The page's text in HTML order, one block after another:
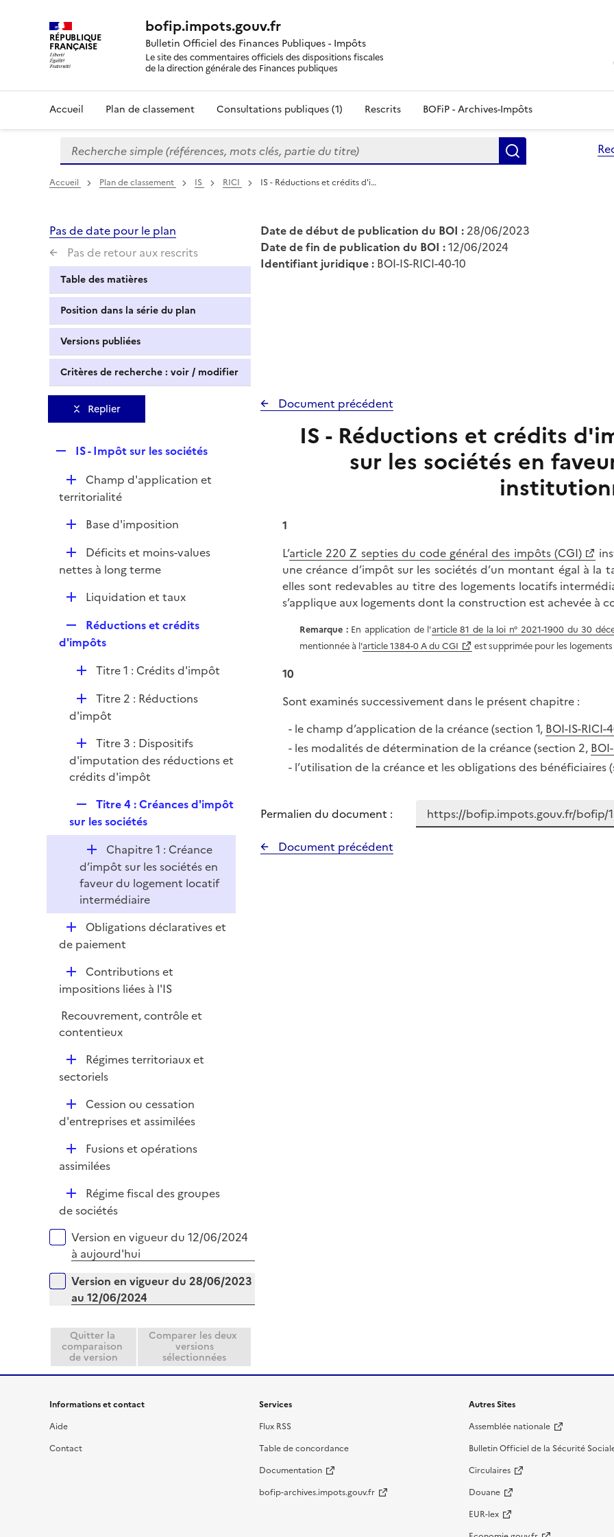
RÉPUBLIQUE
FRANÇAISE
bofip.impots.gouv.fr
Bulletin Officiel des Finances Publiques - Impôts
Le site des commentaires officiels des dispositions fiscales
de la direction générale des Finances publiques
Accueil Plan de classement Consultations publiques (1) Rescrits BOFiP - Archives-Impôts
Formulaire
de
recherche
Recherche simple (références, mots clés, partie du titre)
Accueil Plan de classement IS RICI IS - Réductions et crédits d'i…
Pas de date pour le plan
Pas de retour aux rescrits
Table des matières
Position dans la série du plan
Versions publiées
Critères de recherche : voir / modifier
Date de début de publication du BOI : 28/06/2023
Date de fin de publication du BOI :12/06/2024
Identifiant juridique : BOI-IS-RICI-40-10
Replier
p
l
i
e
r
IS - Impôt sur les sociétés
D
é
r
Champ d'application et
territorialité
D
l
Base d'imposition
D
é
r
Déficits et moins-values
nettes à long terme
D
l
i
e
r
Liquidation et taux
e
l
i
e
r
Réductions et crédits
d'impôts
D
l
r
Titre 1 : Crédits d'impôt
D
é
i
e
Titre 2 : Réductions
d'impôt
D
é
p
e
r
Titre 3 : Dispositifs
d'imputation des réductions et
crédits d'impôt
e
p
l
i
e
r
Titre 4 : Créances d'impôt
sur les sociétés
D
é
p
l
i
e
r
Chapitre 1 : Créance
d’impôt sur les sociétés en
faveur du logement locatif
intermédiaire
D
é
i
r
Obligations déclaratives et
de paiement
D
é
l
i
Contributions et
impositions liées à l'IS
Recouvrement, contrôle et
contentieux
D
é
i
Régimes territoriaux et
sectoriels
D
é
i
Cession ou cessation
d'entreprises et assimilées
D
é
i
e
r
Fusions et opérations
assimilées
D
é
l
i
e
Régime fiscal des groupes
de sociétés
Versions sur la période
Version en vigueur du 12/06/2024
à aujourd'hui
Version en vigueur du 28/06/2023
au 12/06/2024
Quitter la
comparaison
de version
Comparer les deux
versions
sélectionnées
Document précédent
IS - Réductions et crédits
sur les sociétés en
1
L’article 220 Z septies du code général des impôts (CGI)
une créance d’impôt sur les sociétés d’un montant égal à la
elles sont redevables au titre des logements locatifs
s’applique aux logements dont la construction est achevée à
Remarque :En application de l'article 81 de la loi n° 2021-1900 du 30
mentionnée à l'article 1384-0 A du CGI est supprimée pour les
10
Sont examinés successivement dans le présent chapitre :
le champ d’application de la créance (section 1, BOI-IS-RICI-
les modalités de détermination de la créance (section 2,
l’utilisation de la créance et les obligations des bénéficiaires
Permalien du document :
Document précédent
Informations et contact
Aide
Contact
Services
Flux RSS
Table de concordance
Documentation
bofip-archives.impots.gouv.fr
Autres Sites
Assemblée nationale
Bulletin Officiel de la Sécurité
Circulaires
Douane
EUR-lex